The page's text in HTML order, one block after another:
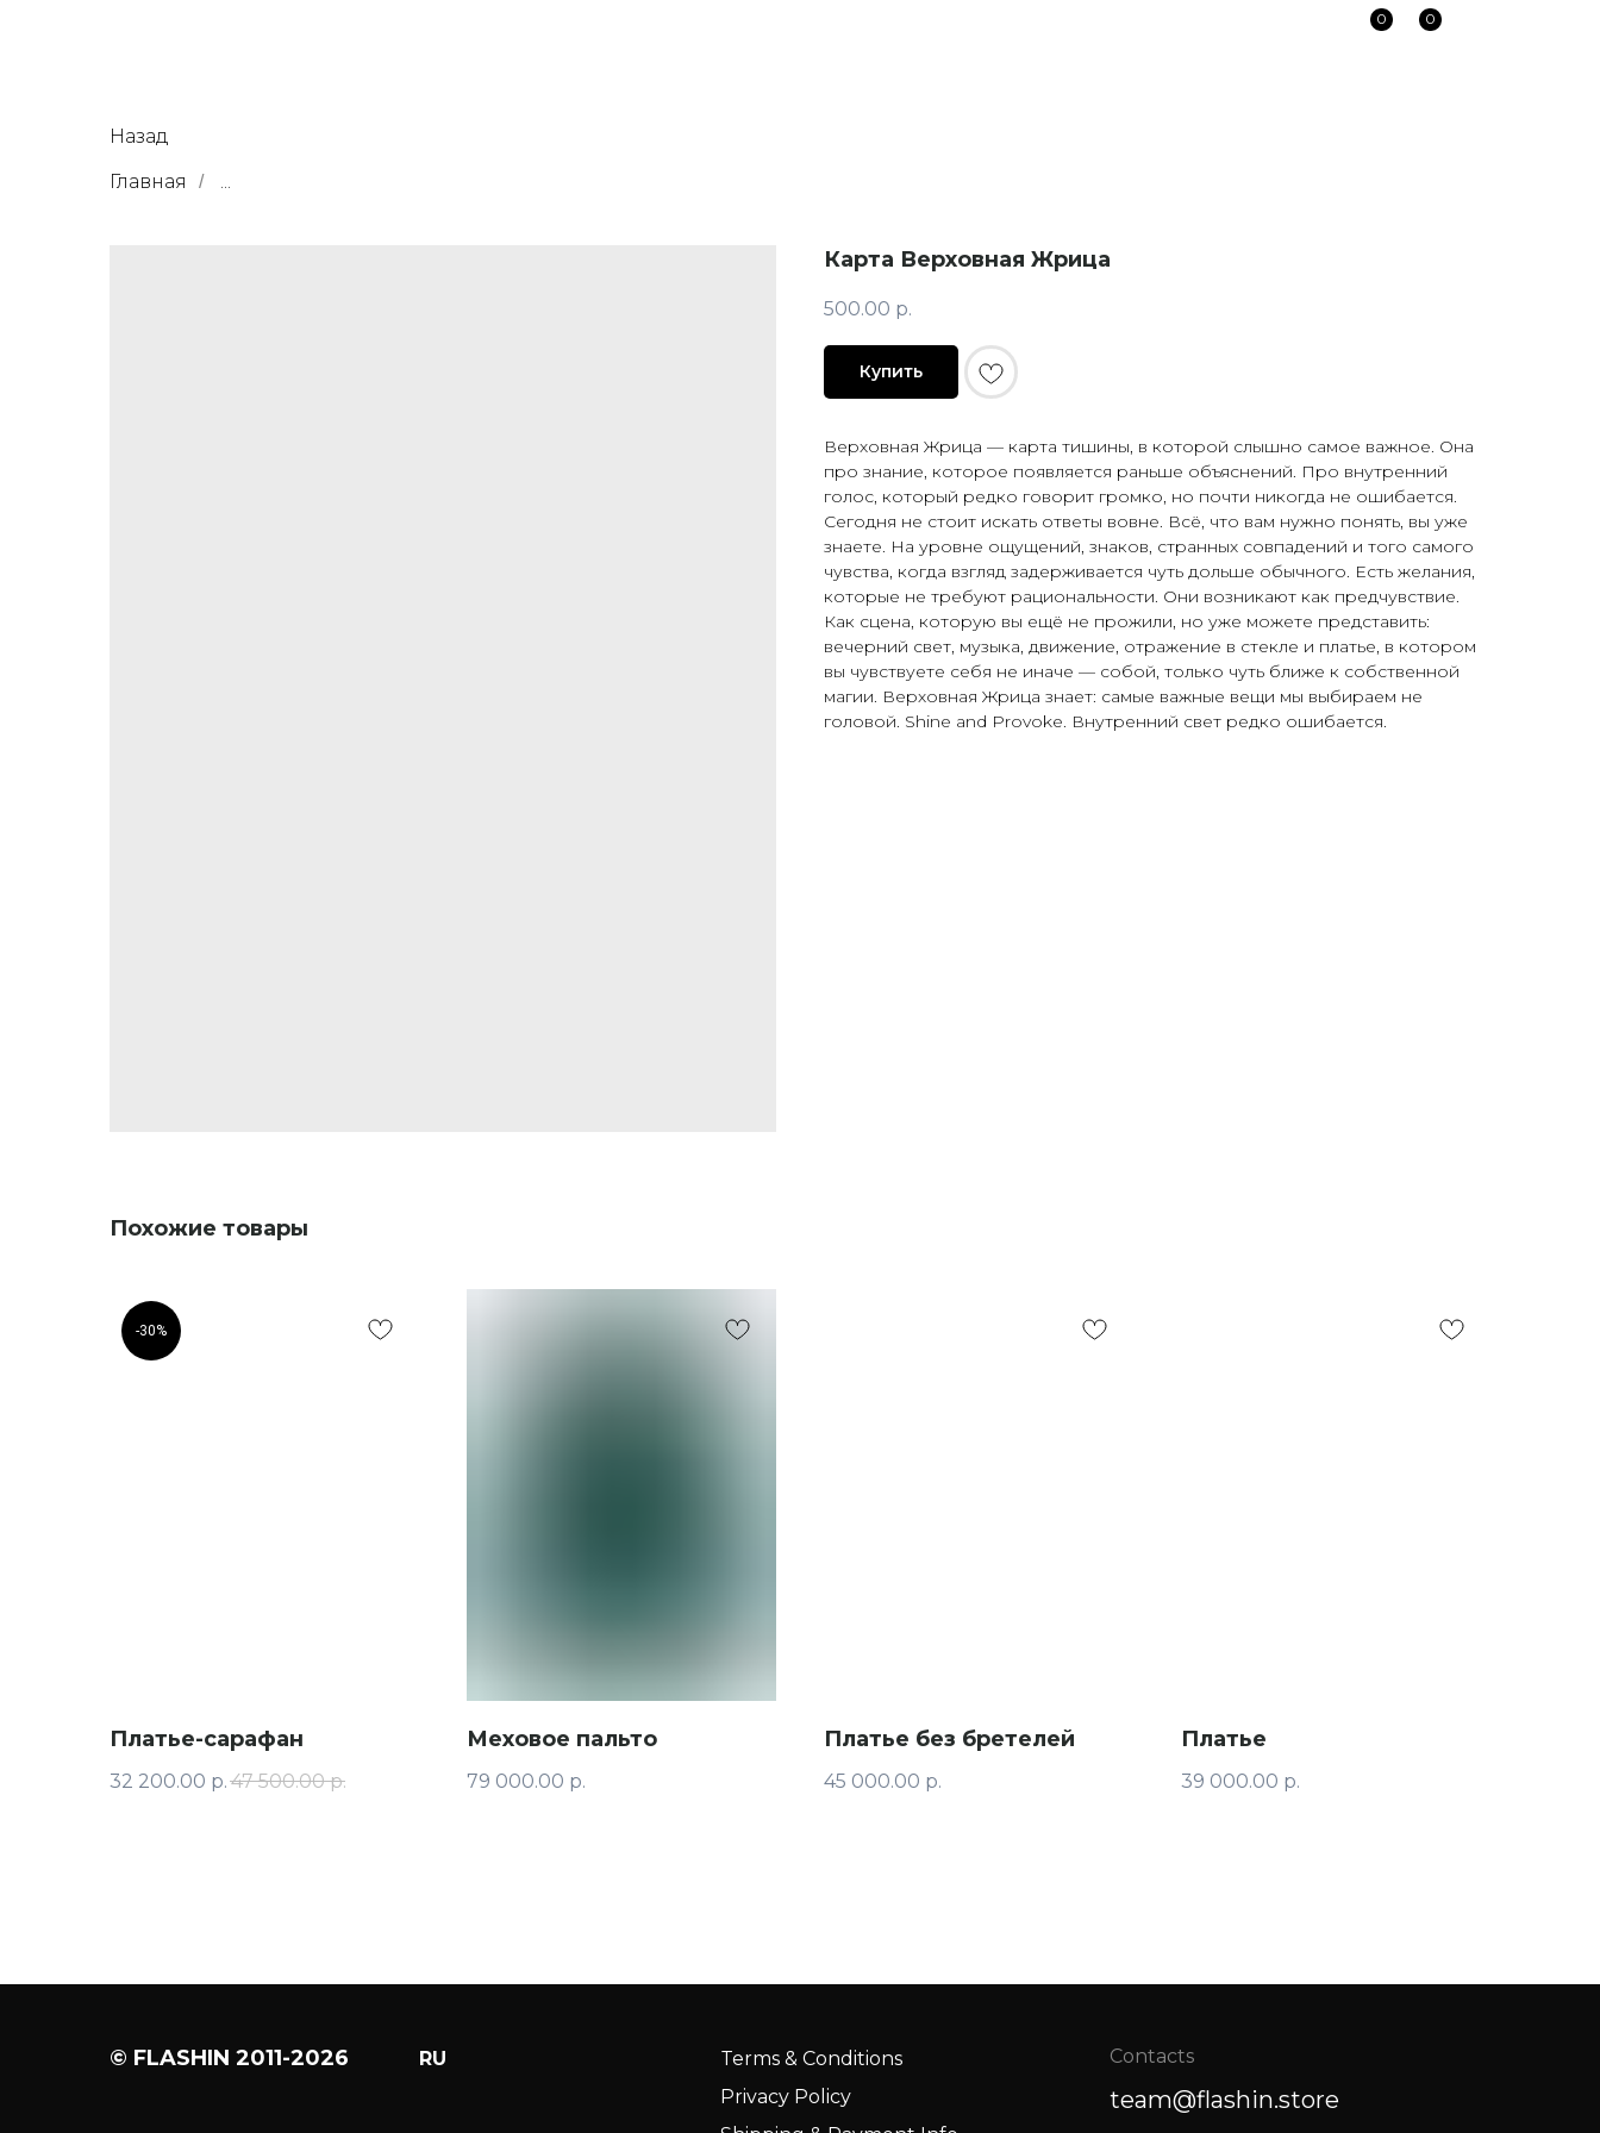
0
0
Назад
Главная
/ ...
Карта Верховная Жрица
500.00 р.
Купить
Верховная Жрица — карта тишины, в которой слышно самое важное. Она
про знание, которое появляется раньше объяснений. Про внутренний
голос, который редко говорит громко, но почти никогда не ошибается.
Сегодня не стоит искать ответы вовне. Всё, что вам нужно понять, вы уже
знаете. На уровне ощущений, знаков, странных совпадений и того самого
чувства, когда взгляд задерживается чуть дольше обычного. Есть желания,
которые не требуют рациональности. Они возникают как предчувствие.
Как сцена, которую вы ещё не прожили, но уже можете представить:
вечерний свет, музыка, движение, отражение в стекле и платье, в котором
вы чувствуете себя не иначе — собой, только чуть ближе к собственной
магии. Верховная Жрица знает: самые важные вещи мы выбираем не
головой. Shine and Provoke. Внутренний свет редко ошибается.
Похожие товары
-30%
Платье-сарафан
32 200.00 р. 47 500.00 р.
Меховое пальто
79 000.00 р.
Платье без бретелей
45 000.00 р.
Платье
39 000.00 р.
© FLASHIN 2011-2026 RU
Terms & Conditions
Privacy Policy
team@flashin.store
Contacts